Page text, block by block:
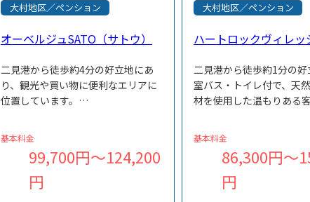
大村地区／ペンション
オーベルジュSATO（サトウ）
二見港から徒歩約4分の好立地にあ
り、観光や買い物に便利なエリアに
位置しています。
理自慢の宿で、夕朝食付きのプラン
で滞在を楽しめます。
基本料金
99,700円～124,200
円
大村地区／ペンション
ハートロックヴィレッ
二見港から徒歩約1分の好
室バス・トイレ付で、天
材を使用した温もりある
からスイートルームまで揃
な島旅から記念日などの特
まで幅広くご利用いただ
カフェやアクティビティ
併設し、小笠原観光の拠
基本料金
86,300円～
円